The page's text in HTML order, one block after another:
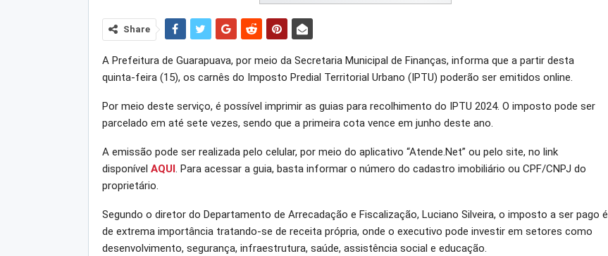
Share
A Prefeitura de Guarapuava, por meio da Secretaria Municipal de Finanças, informa que a partir desta
quinta-feira (15), os carnês do Imposto Predial Territorial Urbano (IPTU) poderão ser emitidos online.
Por meio deste serviço, é possível imprimir as guias para recolhimento do IPTU 2024. O imposto pode ser
parcelado em até sete vezes, sendo que a primeira cota vence em junho deste ano.
A emissão pode ser realizada pelo celular, por meio do aplicativo “Atende.Net” ou pelo site, no link
disponível AQUI. Para acessar a guia, basta informar o número do cadastro imobiliário ou CPF/CNPJ do
proprietário.
Segundo o diretor do Departamento de Arrecadação e Fiscalização, Luciano Silveira, o imposto a ser pago é
de extrema importância tratando-se de receita própria, onde o executivo pode investir em setores como
desenvolvimento, segurança, infraestrutura, saúde, assistência social e educação.